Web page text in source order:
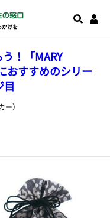
！「MARY
おすすめのシリー
目
ー）